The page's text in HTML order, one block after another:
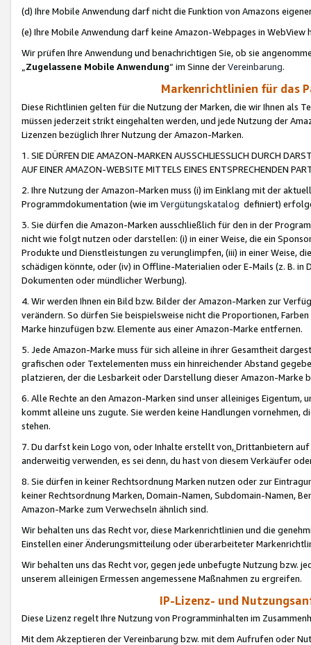
(d) Ihre Mobile Anwendung darf nicht die Funktion von Amazons
(e) Ihre Mobile Anwendung darf keine Amazon-Webpages in WebView
Wir prüfen Ihre Anwendung und benachrichtigen Sie, ob sie
„Zugelassene Mobile Anwendung“ im Sinne derVereinbarung.
Markenrichtlinien für das
Diese Richtlinien gelten für die Nutzung der Marken, die wir Ihnen als
müssen jederzeit strikt eingehalten werden, und jede Nutzung der
Lizenzen bezüglich Ihrer Nutzung der Amazon-Marken.
1. SIE DÜRFEN DIE AMAZON-MARKEN AUSSCHLIESSLICH DURCH
AUF EINER AMAZON-WEBSITE MITTELS EINES ENTSPRECHENDEN
2. Ihre Nutzung der Amazon-Marken muss (i) im Einklang mit der
Programmdokumentation (wie im Vergütungskatalog definiert)
3. Sie dürfen die Amazon-Marken ausschließlich für den in der
nicht wie folgt nutzen oder darstellen: (i) in einer Weise, die ein
Produkte und Dienstleistungen zu verunglimpfen, (iii) in einer Weise,
schädigen könnte, oder (iv) in Offline-Materialien oder E-Mails (z. B. in
Dokumenten oder mündlicher Werbung).
4. Wir werden Ihnen ein Bild bzw. Bilder der Amazon-Marken zur
verändern. So dürfen Sie beispielsweise nicht die Proportionen,
Marke hinzufügen bzw. Elemente aus einer Amazon-Marke entfernen.
5. Jede Amazon-Marke muss für sich alleine in ihrer Gesamtheit
grafischen oder Textelementen muss ein hinreichender Abstand
platzieren, der die Lesbarkeit oder Darstellung dieser Amazon-Marke
6. Alle Rechte an den Amazon-Marken sind unser alleiniges
kommt alleine uns zugute. Sie werden keine Handlungen vornehmen,
stehen.
7. Du darfst kein Logo von, oder Inhalte erstellt von,Drittanbietern auf
anderweitig verwenden, es sei denn, du hast von diesem Verkäufer
8. Sie dürfen in keiner Rechtsordnung Marken nutzen oder zur
keiner Rechtsordnung Marken, Domain-Namen, Subdomain-Namen,
Amazon-Marke zum Verwechseln ähnlich sind.
Wir behalten uns das Recht vor, diese Markenrichtlinien und die
Einstellen einer Änderungsmitteilung oder überarbeiteter
Wir behalten uns das Recht vor, gegen jede unbefugte Nutzung bzw.
unserem alleinigen Ermessen angemessene Maßnahmen zu ergreifen.
IP-Lizenz- und
Diese Lizenz regelt Ihre Nutzung von Programminhalten im
Mit dem Akzeptieren der Vereinbarung bzw. mit dem Aufrufen oder